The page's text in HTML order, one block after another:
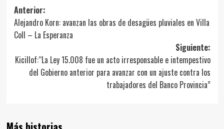
Navegación
de
entradas
Anterior:
Alejandro Korn: avanzan las obras de desagües pluviales en Villa
Coll – La Esperanza
Siguiente:
Kicillof:“La Ley 15.008 fue un acto irresponsable e intempestivo
del Gobierno anterior para avanzar con un ajuste contra los
trabajadores del Banco Provincia”